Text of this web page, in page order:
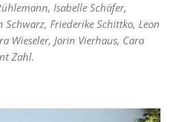
Isabelle Schäfer,
Schwarz, Friederike Schittko, Leon
Wieseler, Jorin Vierhaus, Cara
Zahl.